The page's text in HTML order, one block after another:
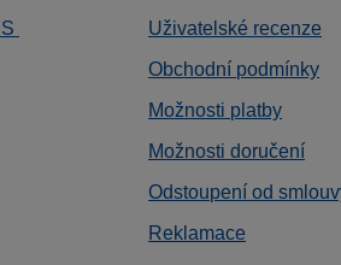
Uživatelské recenze
Obchodní podmínky
Možnosti platby
Možnosti doručení
Odstoupení od
Reklamace